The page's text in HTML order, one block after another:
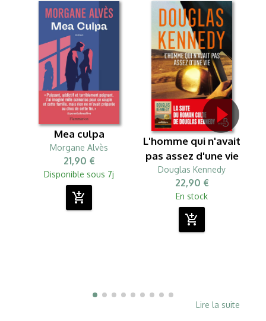
Mea culpa
Morgane Alvès
21,90 €
Disponible sous 7j
add_shopping_cart
L'homme qui n'avait
pas assez d'une vie
Douglas Kennedy
22,90 €
En stock
add_shopping_cart
Lire la suite